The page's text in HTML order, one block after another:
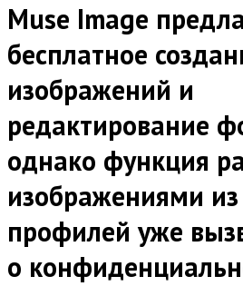
Muse Image
бесплатное
изображений и
редактирование
однако функция
изображениями
профилей уже
о